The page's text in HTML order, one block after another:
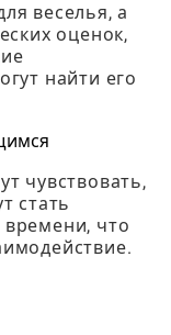
веселья, а
оценок,
найти его
чувствовать,
стать
что